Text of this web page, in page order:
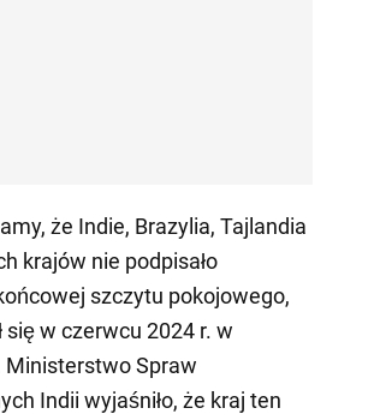
że Indie, Brazylia, Tajlandia
krajów nie podpisało
szczytu pokojowego,
się w czerwcu 2024 r. w
Ministerstwo Spraw
Indii wyjaśniło, że kraj ten